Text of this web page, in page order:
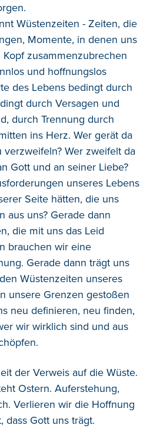
Wüstenzeiten - Zeiten, die
Momente, in denen uns
zusammenzubrechen
und hoffnungslos
des Lebens bedingt durch
durch Versagen und
durch Trennung durch
ins Herz. Wer gerät da
Wer zweifelt da
Gott und an seiner Liebe?
unseres Lebens
Seite hätten, die uns
aus uns? Gerade dann
die mit uns das Leid
brauchen wir eine
Gerade dann trägt uns
Wüstenzeiten unseres
unsere Grenzen gestoßen
neu definieren, neu finden,
wir wirklich sind und aus
der Verweis auf die Wüste.
Ostern. Auferstehung,
Verlieren wir die Hoffnung
dass Gott uns trägt.